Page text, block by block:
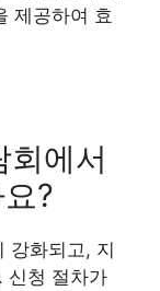
제공하여 효
에서
?
강화되고, 지
신청 절차가